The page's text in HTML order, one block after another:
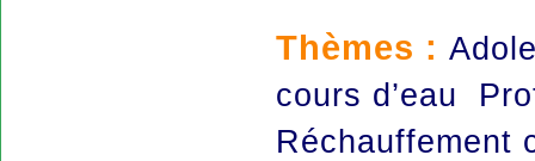
Thèmes :
cours d’eau